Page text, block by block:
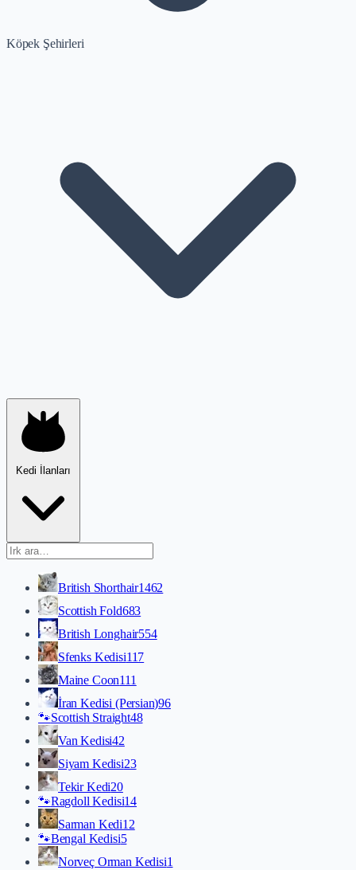
Köpek Şehirleri
Kedi İlanları
British Shorthair1462
Scottish Fold683
British Longhair554
Sfenks Kedisi117
Maine Coon111
İran Kedisi (Persian)96
🐾Scottish Straight48
Van Kedisi42
Siyam Kedisi23
Tekir Kedi20
🐾Ragdoll Kedisi14
Sarman Kedi12
🐾Bengal Kedisi5
Norveç Orman Kedisi1